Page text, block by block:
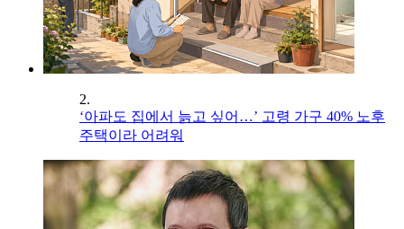
2.
‘아파도 집에서 늙고 싶어…’ 고령 가구 40% 노후
주택이라 어려워